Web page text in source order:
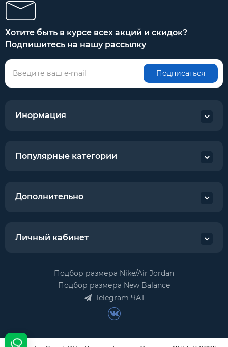
Хотите быть в курсе всех акций и скидок?
Подпишитесь на нашу рассылку
Подписаться
Инормация
Популярные категории
Дополнительно
Личный кабинет
Подбор размера Nike/Air Jordan
Подбор размера New Balance
Telegram ЧАТ